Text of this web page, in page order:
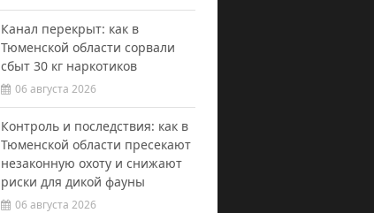
Канал перекрыт: как в
Тюменской области сорвали
сбыт 30 кг наркотиков
06 августа 2026
Контроль и последствия: как в
Тюменской области пресекают
незаконную охоту и снижают
риски для дикой фауны
06 августа 2026